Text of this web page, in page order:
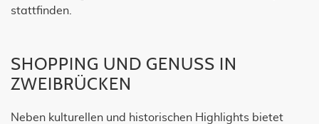
stattfinden.
SHOPPING UND GENUSS IN
ZWEIBRÜCKEN
Neben kulturellen und historischen Highlights bietet